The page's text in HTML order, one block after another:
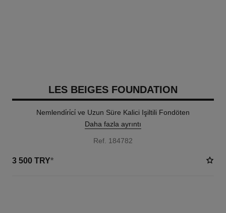
LES BEIGES FOUNDATION
Nemlendi̇ri̇ci̇ ve Uzun Süre Kalici Işiltili Fondöten
Daha fazla ayrıntı
Ref. 184782
3 500 TRY*